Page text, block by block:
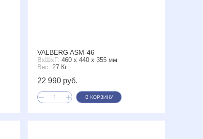
VALBERG ASM-46
ВxШxГ: 460 x 440 x 355 мм
Вес: 27 Кг
22 990 руб.
В КОРЗИНУ